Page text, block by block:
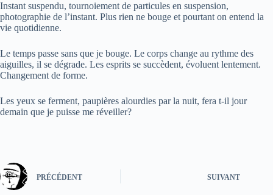
Instant suspendu, tournoiement de particules en suspension,
photographie de l’instant. Plus rien ne bouge et pourtant on entend la
vie quotidienne.
Le temps passe sans que je bouge. Le corps change au rythme des
aiguilles, il se dégrade. Les esprits se succèdent, évoluent lentement.
Changement de forme.
Les yeux se ferment, paupières alourdies par la nuit, fera t-il jour
demain que je puisse me réveiller?
PRÉCÉDENT SUIVANT